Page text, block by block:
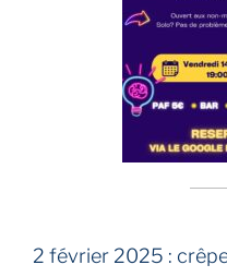
2 février 2025 :